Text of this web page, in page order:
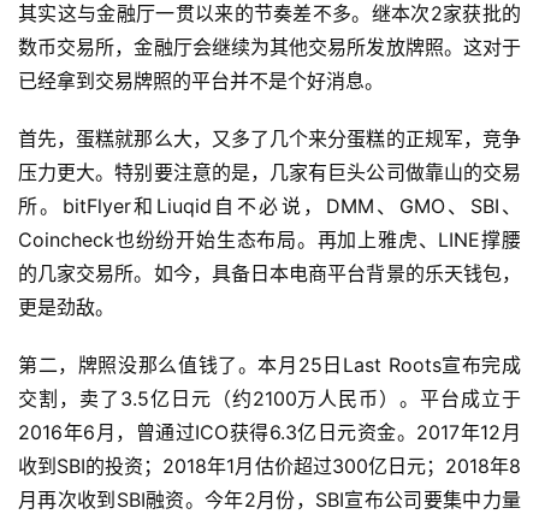
其实这与金融厅一贯以来的节奏差不多。继本次2家获批的
数币交易所，金融厅会继续为其他交易所发放牌照。这对于
已经拿到交易牌照的平台并不是个好消息。
首先，蛋糕就那么大，又多了几个来分蛋糕的正规军，竞争
压力更大。特别要注意的是，几家有巨头公司做靠山的交易
所。bitFlyer和Liuqid自不必说，DMM、GMO、SBI、
Coincheck也纷纷开始生态布局。再加上雅虎、LINE撑腰
的几家交易所。如今，具备日本电商平台背景的乐天钱包，
更是劲敌。
第二，牌照没那么值钱了。本月25日Last Roots宣布完成
交割，卖了3.5亿日元（约2100万人民币）。平台成立于
2016年6月，曾通过ICO获得6.3亿日元资金。2017年12月
收到SBI的投资；2018年1月估价超过300亿日元；2018年8
月再次收到SBI融资。今年2月份，SBI宣布公司要集中力量